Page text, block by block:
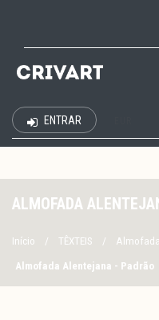
ENTRAR
ALMOFADA
Início / TÊXTEIS /
Almofada Alentejana - Padrão